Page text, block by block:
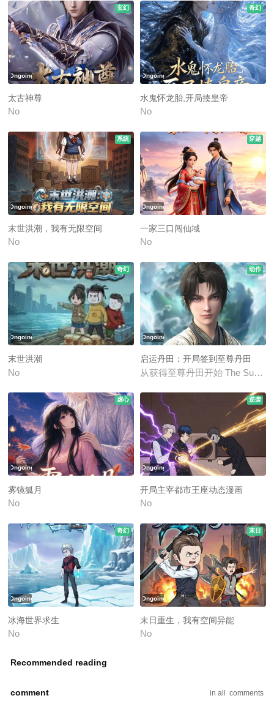
玄幻
Ongoing
太古神尊
No
奇幻
Ongoing
水鬼怀龙胎,开局揍皇帝
No
系统
Ongoing
末世洪潮，我有无限空间
No
穿越
Ongoing
一家三口闯仙域
No
奇幻
Ongoing
末世洪潮
No
动作
Ongoing
启运丹田：开局签到至尊丹田
从获得至尊丹田开始 The
虐心
Ongoing
雾镜狐月
No
逆袭
Ongoing
开局主宰都市王座动态漫画
No
奇幻
Ongoing
冰海世界求生
No
末日
Ongoing
末日重生，我有空间异能
No
Recommended reading
in all comments
comment